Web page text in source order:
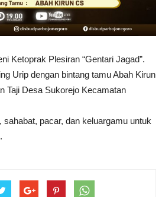
Ketoprak Plesiran “Gentari Jagad”.
Urip dengan bintang tamu Abah Kirun
Taji Desa Sukorejo Kecamatan
pacar, dan keluargamu untuk